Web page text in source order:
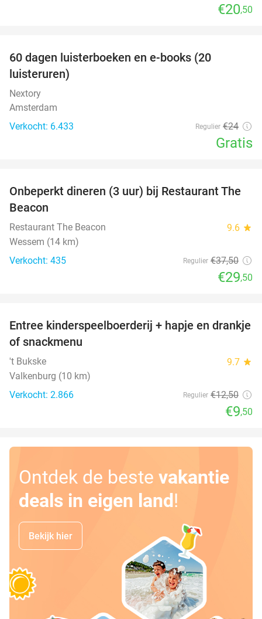
€20,50
60 dagen luisterboeken en e-books (20
luisteruren)
Nextory
Amsterdam
Verkocht: 6.433
Regulier €24
Gratis
21%
Onbeperkt dineren (3 uur) bij Restaurant The
Beacon
Restaurant The Beacon 9.6 star
Wessem (14 km)
Verkocht: 435
Regulier €37,50
€29,50
24%
Entree kinderspeelboerderij + hapje en drankje
of snackmenu
't Bukske 9.7 star
Valkenburg (10 km)
Verkocht: 2.866
Regulier €12,50
€9,50
Ontdek de beste vakantie
deals in eigen land!
Bekijk hier